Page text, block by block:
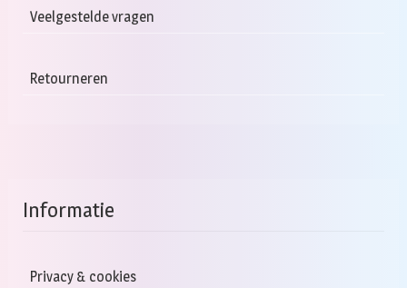
Veelgestelde vragen
Retourneren
Informatie
Privacy & cookies